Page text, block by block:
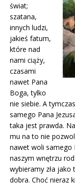
świat;
szatana,
innych ludzi,
jakieś fatum,
które nad
nami ciąży,
czasami
nawet Pana
Boga, tylko
nie siebie. A
samego Pana
taka jest prawda.
mu na to nie
nawet woli
naszym wnętrzu
wybieramy zła jako
dobra. Choć nieraz